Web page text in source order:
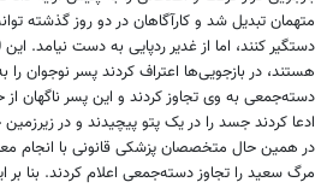
هستند، در بازجویی‌ها اعتراف کردند پسر نوجوان
دسته‌جمعی به وی تجاوز کردند و این پسر ناگهان
ادعا کردند جسد را در یک پتو پیچیدند و در زیرزمین
در همین حال متخصصان پزشکی قانونی با انجام
مرگ سعید را تجاوز دسته‌جمعی اعلام کردند. بنا